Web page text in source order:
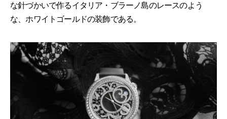
な針づかいで作るイタリア・ブラーノ島のレースのよう
な、ホワイトゴールドの装飾である。